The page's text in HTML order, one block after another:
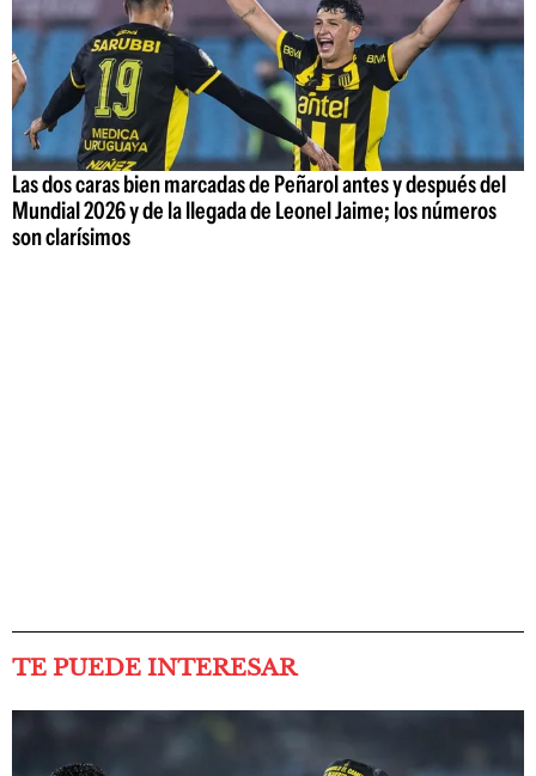
Las dos caras bien marcadas de Peñarol antes y después del
Mundial 2026 y de la llegada de Leonel Jaime; los números
son clarísimos
TE PUEDE INTERESAR